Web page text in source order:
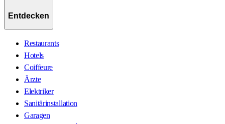
Entdecken
Restaurants
Hotels
Coiffeure
Ärzte
Elektriker
Sanitärinstallation
Garagen